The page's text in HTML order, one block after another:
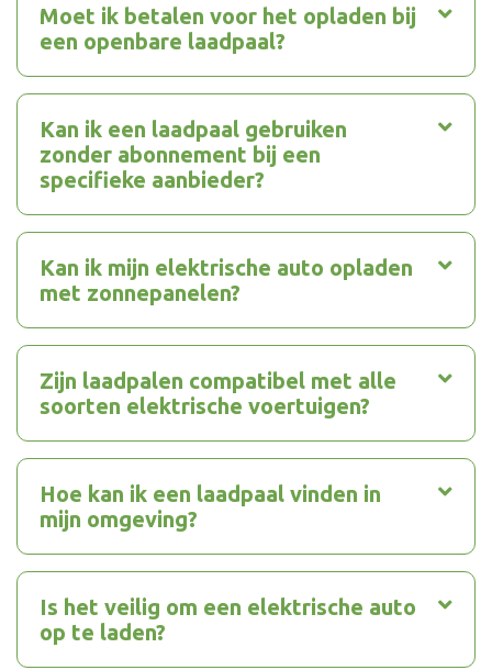
Moet ik betalen voor het opladen bij
een openbare laadpaal?
Kan ik een laadpaal gebruiken
zonder abonnement bij een
specifieke aanbieder?
Kan ik mijn elektrische auto opladen
met zonnepanelen?
Zijn laadpalen compatibel met alle
soorten elektrische voertuigen?
Hoe kan ik een laadpaal vinden in
mijn omgeving?
Is het veilig om een elektrische auto
op te laden?